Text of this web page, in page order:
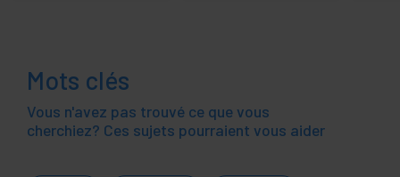
Mots clés
Vous n'avez pas trouvé ce que vous
cherchiez? Ces sujets pourraient vous aider